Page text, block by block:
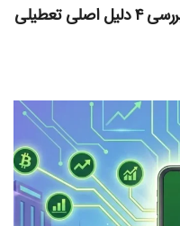
پایان تلخ پروژه‌های میلیون دلاری؛ بررسی ۴ دلیل اصلی تعطیلی